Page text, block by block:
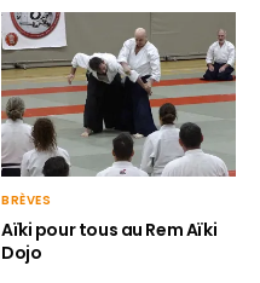
BRÈVES
Aïki pour tous au Rem Aïki
Dojo